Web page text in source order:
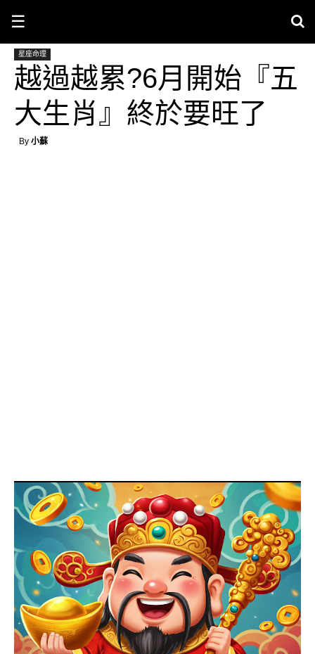
☰
星座命理
越過越累?6月開始『五
大生肖』終於要旺了
By 小蘇